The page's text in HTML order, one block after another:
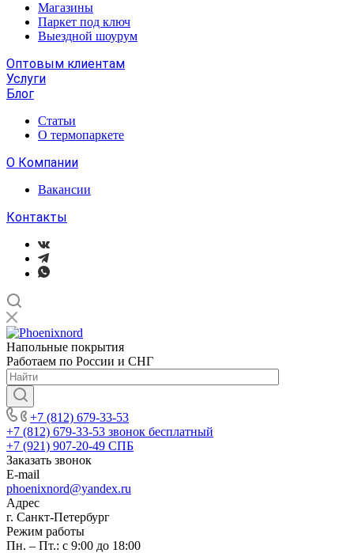
Магазины
Паркет под ключ
Выездной шоурум
Оптовым клиентам
Услуги
Блог
Статьи
О термопаркете
О Компании
Вакансии
Контакты
Напольные покрытия
Работаем по России и СНГ
+7 (812) 679-33-53
+7 (812) 679-33-53 звонок бесплатный
+7 (921) 907-20-49 СПБ
Заказать звонок
E-mail
phoenixnord@yandex.ru
Адрес
г. Санкт-Петербург
Режим работы
Пн. – Пт.: с 9:00 до 18:00